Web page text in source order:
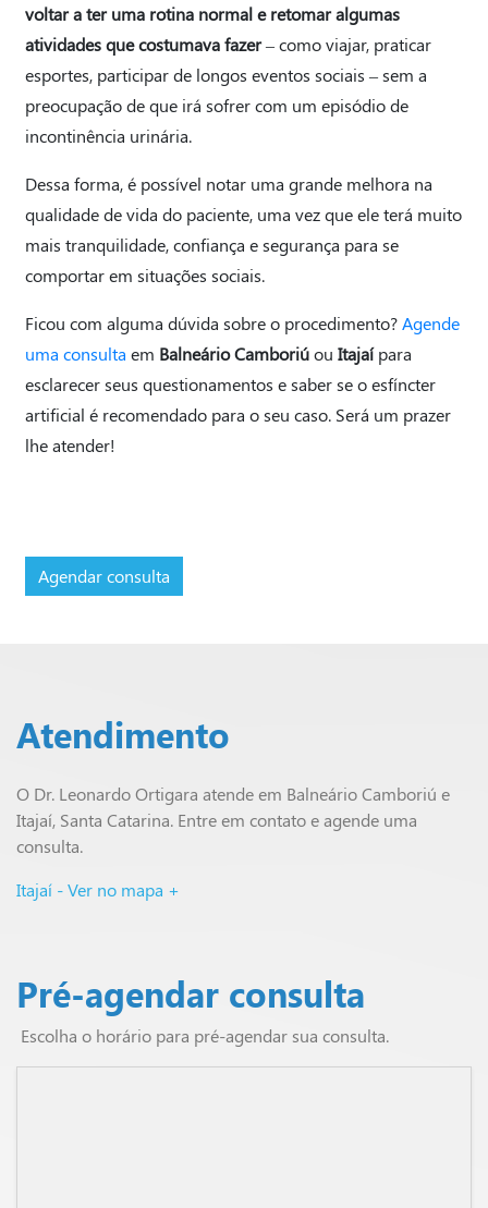
voltar a ter uma rotina normal e retomar algumas
atividades que costumava fazer– como viajar, praticar
esportes, participar de longos eventos sociais – sem a
preocupação de que irá sofrer com um episódio de
incontinência urinária.
Dessa forma, é possível notar uma grande melhora na
qualidade de vida do paciente, uma vez que ele terá muito
mais tranquilidade, confiança e segurança para se
comportar em situações sociais.
Ficou com alguma dúvida sobre o procedimento?Agende
uma consulta em Balneário Camboriúou Itajaípara
esclarecer seus questionamentos e saber se o esfíncter
artificial é recomendado para o seu caso. Será um prazer
lhe atender!
Agendar consulta
Atendimento
O Dr. Leonardo Ortigara atende em Balneário Camboriú e
Itajaí, Santa Catarina. Entre em contato e agende uma
consulta.
Itajaí - Ver no mapa +
Pré-agendar consulta
Escolha o horário para pré-agendar sua consulta.